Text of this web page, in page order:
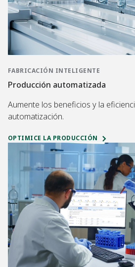
FABRICACIÓN INTELIGENTE
Producción automatizada
Aumente los beneficios y la
automatización.
OPTIMICE LA PRODUCCIÓN